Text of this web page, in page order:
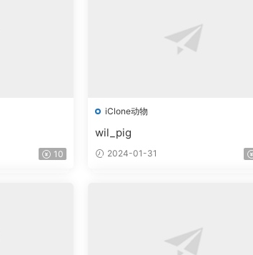
10
iClone动物
wil_pig
2024-01-31